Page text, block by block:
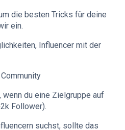
die besten Tricks für deine
ein.
Influencer mit der
wenn du eine Zielgruppe auf
Follower).
suchst, sollte das